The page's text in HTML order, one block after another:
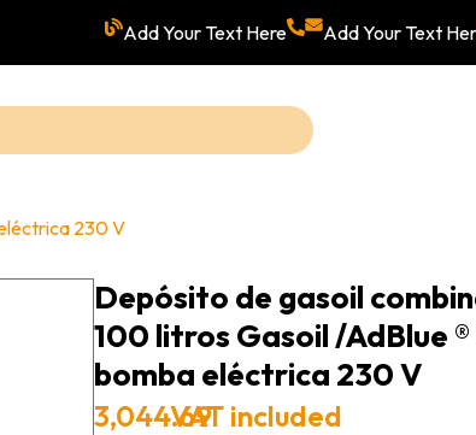
Add Your Text Here Add Your Text
230 V
Depósito de gasoil
100 litros Gasoil /AdBlue
bomba eléctrica 230 V
3,044.69VAT included